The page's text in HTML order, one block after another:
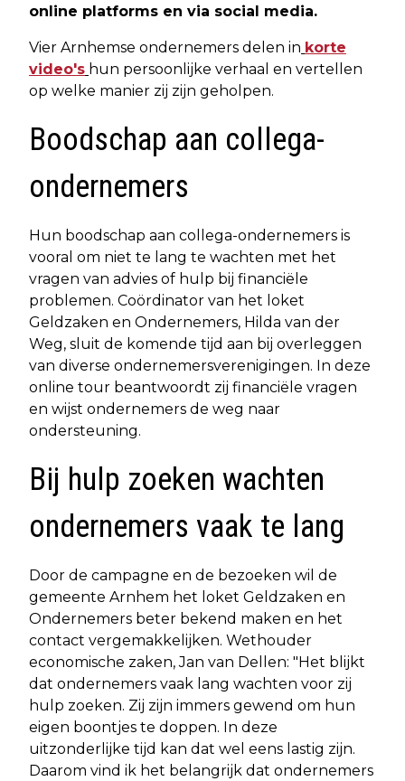
online platforms en via social media.
Vier Arnhemse ondernemers delen in korte
video's hun persoonlijke verhaal en vertellen
op welke manier zij zijn geholpen.
Boodschap aan collega-
ondernemers
Hun boodschap aan collega-ondernemers is
vooral om niet te lang te wachten met het
vragen van advies of hulp bij financiële
problemen. Coördinator van het loket
Geldzaken en Ondernemers, Hilda van der
Weg, sluit de komende tijd aan bij overleggen
van diverse ondernemersverenigingen. In deze
online tour beantwoordt zij financiële vragen
en wijst ondernemers de weg naar
ondersteuning.
Bij hulp zoeken wachten
ondernemers vaak te lang
Door de campagne en de bezoeken wil de
gemeente Arnhem het loket Geldzaken en
Ondernemers beter bekend maken en het
contact vergemakkelijken. Wethouder
economische zaken, Jan van Dellen: "Het blijkt
dat ondernemers vaak lang wachten voor zij
hulp zoeken. Zij zijn immers gewend om hun
eigen boontjes te doppen. In deze
uitzonderlijke tijd kan dat wel eens lastig zijn.
Daarom vind ik het belangrijk dat ondernemers